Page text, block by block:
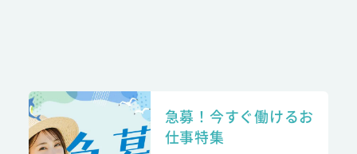
急募！今すぐ働けるお
仕事特集